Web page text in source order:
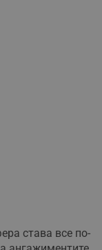
става все по-